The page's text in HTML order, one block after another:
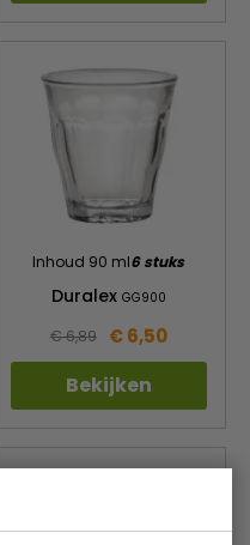
Inhoud 90 ml6 stuks
Duralex GG900
€ 6,89 € 6,50
Bekijken